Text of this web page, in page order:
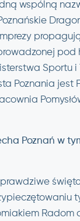
wspólną
pod
Sportu i
Poznania jest
Poznań w
prawdziwe
Radom